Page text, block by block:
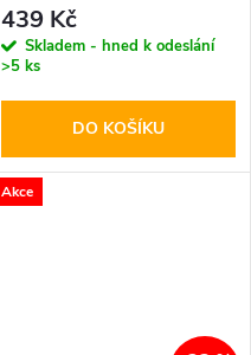
439 Kč
Skladem - hned k odeslání
>5 ks
DO KOŠÍKU
Akce